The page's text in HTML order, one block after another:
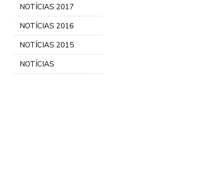
NOTÍCIAS 2017
NOTÍCIAS 2016
NOTÍCIAS 2015
NOTÍCIAS